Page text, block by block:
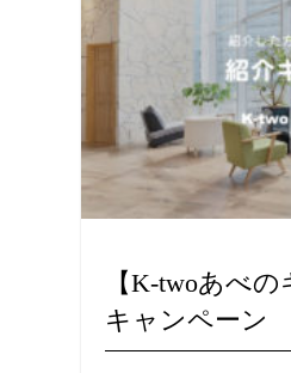
【K-twoあべ
キャンペーン